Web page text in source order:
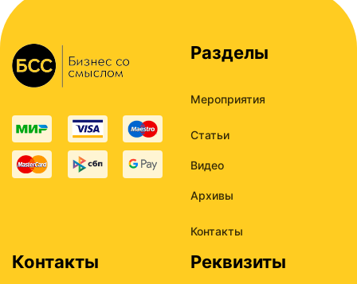
Разделы
Мероприятия
Статьи
Видео
Архивы
Контакты
Контакты Реквизиты